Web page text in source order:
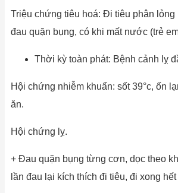
Triệu chứng tiêu hoá: Đi tiêu phân
đau quặn bụng, có khi mất nước (trẻ
Thời kỳ toàn phát: Bệnh cảnh lỵ
Hội chứng nhiễm khuẩn: sốt 39°c, ốn
ăn.
Hội chứng lỵ.
+ Đau quặn bụng từng cơn, dọc theo
lần đau lại kích thích đi tiêu, đi xong hết